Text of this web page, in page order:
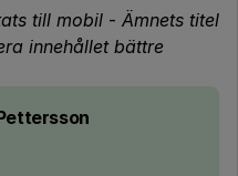
till mobil - Ämnets titel
innehållet bättre